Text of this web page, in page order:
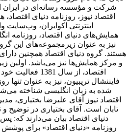
شرکت و مؤسسه رسانه‌ای در ایران
اقتصاد نیوز، روزنامه دنیای
اینترنتی اکوایران،
همایش‌های دنیای اقتصاد، روزنامه
نیز به عنوان زیرمجموعه‌های این
هستند. گروه دنیای اقتصاد همچنین
و مرکز همایش‌ها نیز می‌باشد. اولین
اقتصاد، از سال
فایننشال تریبیون، نیز به عنوان تنها
شده به زبان انگلیسی شناخته
اقتصاد نیوز آقای علیرضا بختیاری،
تابان است. آقای بختیاری در توضیح
دنیای اقتصاد بیان می‌دارند که:
روزنامه «دنیای اقتصاد» برای